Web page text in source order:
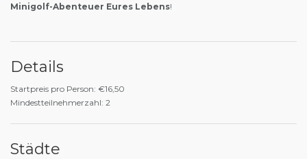
Minigolf-Abenteuer Eures Lebens!
Details
Startpreis pro Person: €16,50
Mindestteilnehmerzahl: 2
Städte